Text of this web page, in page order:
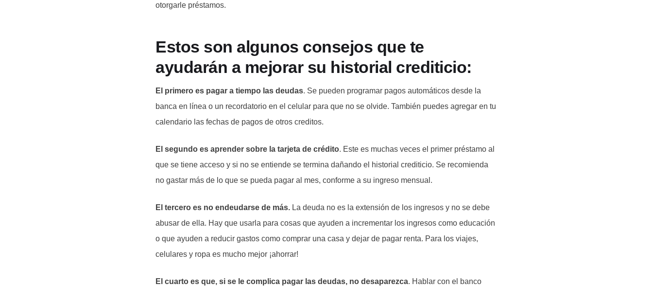
otorgarle préstamos.
Estos son algunos consejos que te
ayudarán a mejorar su historial crediticio:
El primero es pagar a tiempo las deudas. Se pueden programar pagos automáticos desde la
banca en línea o un recordatorio en el celular para que no se olvide. También puedes agregar en tu
calendario las fechas de pagos de otros creditos.
El segundo es aprender sobre la tarjeta de crédito. Este es muchas veces el primer préstamo al
que se tiene acceso y si no se entiende se termina dañando el historial crediticio. Se recomienda
no gastar más de lo que se pueda pagar al mes, conforme a su ingreso mensual.
El tercero es no endeudarse de más. La deuda no es la extensión de los ingresos y no se debe
abusar de ella. Hay que usarla para cosas que ayuden a incrementar los ingresos como educación
o que ayuden a reducir gastos como comprar una casa y dejar de pagar renta. Para los viajes,
celulares y ropa es mucho mejor ¡ahorrar!
El cuarto es que, si se le complica pagar las deudas, no desaparezca. Hablar con el banco